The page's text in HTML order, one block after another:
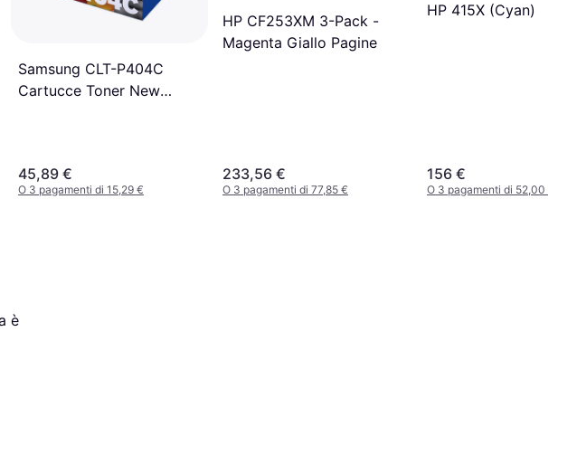
Samsung CLT-P404C
Cartucce Toner New
45,89 €
O 3 pagamenti di 15,29 €
HP CF253XM 3-Pack -
Magenta Giallo Pagine
233,56 €
O 3 pagamenti di 77,85 €
HP 415X (Cyan)
156 €
O 3 pagamenti di 52,00 €
è